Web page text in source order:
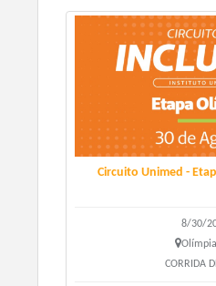
Circuito Unimed -
8/30/
CORRIDA